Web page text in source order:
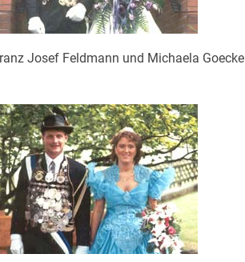
Josef Feldmann und Michaela Goecke